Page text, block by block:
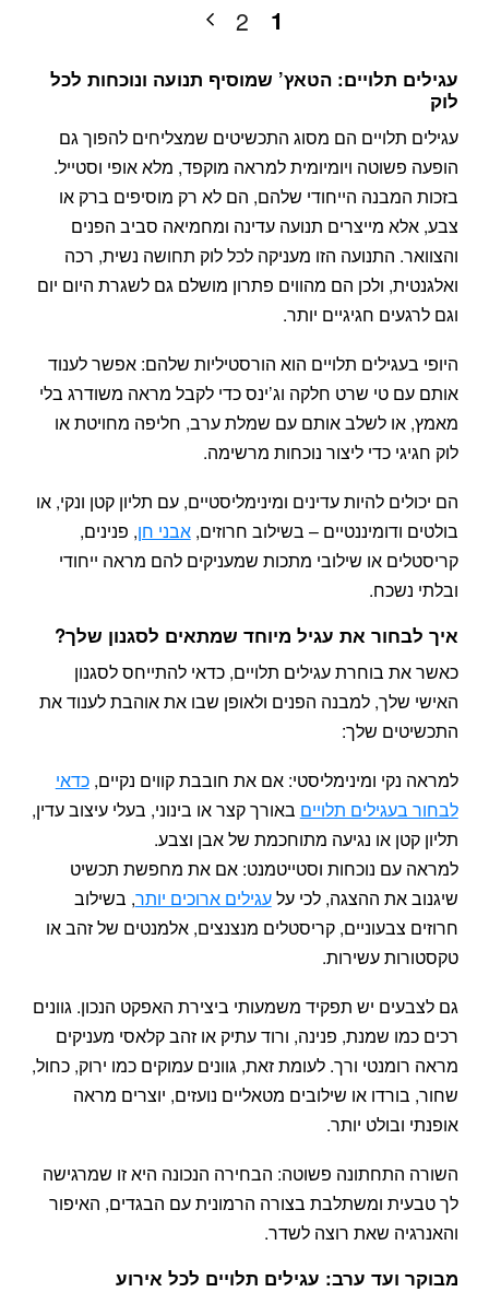
1
2
עגילים תלויים: הטאץ’ שמוסיף תנועה ונוכחות לכל
לוק
עגילים תלויים הם מסוג התכשיטים שמצליחים להפוך גם
הופעה פשוטה ויומיומית למראה מוקפד, מלא אופי וסטייל.
בזכות המבנה הייחודי שלהם, הם לא רק מוסיפים ברק או
צבע, אלא מייצרים תנועה עדינה ומחמיאה סביב הפנים
והצוואר. התנועה הזו מעניקה לכל לוק תחושה נשית, רכה
ואלגנטית, ולכן הם מהווים פתרון מושלם גם לשגרת היום יום
וגם לרגעים חגיגיים יותר.
היופי בעגילים תלויים הוא הורסטיליות שלהם: אפשר לענוד
אותם עם טי שרט חלקה וג’ינס כדי לקבל מראה משודרג בלי
מאמץ, או לשלב אותם עם שמלת ערב, חליפה מחויטת או
לוק חגיגי כדי ליצור נוכחות מרשימה.
הם יכולים להיות עדינים ומינימליסטיים, עם תליון קטן ונקי, או
בולטים ודומיננטיים – בשילוב חרוזים,אבני חן, פנינים,
קריסטלים או שילובי מתכות שמעניקים להם מראה ייחודי
ובלתי נשכח.
איך לבחור את עגיל מיוחד שמתאים לסגנון שלך?
כאשר את בוחרת עגילים תלויים, כדאי להתייחס לסגנון
האישי שלך, למבנה הפנים ולאופן שבו את אוהבת לענוד את
התכשיטים שלך:
למראה נקי ומינימליסטי: אם את חובבת קווים נקיים,כדאי
לבחור בעגילים תלויים באורך קצר או בינוני, בעלי עיצוב עדין,
תליון קטן או נגיעה מתוחכמת של אבן וצבע.
למראה עם נוכחות וסטייטמנט: אם את מחפשת תכשיט
שיגנוב את ההצגה, לכי עלעגילים ארוכים יותר, בשילוב
חרוזים צבעוניים, קריסטלים מנצנצים, אלמנטים של זהב או
טקסטורות עשירות.
גם לצבעים יש תפקיד משמעותי ביצירת האפקט הנכון. גוונים
רכים כמו שמנת, פנינה, ורוד עתיק או זהב קלאסי מעניקים
מראה רומנטי ורך. לעומת זאת, גוונים עמוקים כמו ירוק, כחול,
שחור, בורדו או שילובים מטאליים נועזים, יוצרים מראה
אופנתי ובולט יותר.
השורה התחתונה פשוטה: הבחירה הנכונה היא זו שמרגישה
לך טבעית ומשתלבת בצורה הרמונית עם הבגדים, האיפור
והאנרגיה שאת רוצה לשדר.
מבוקר ועד ערב: עגילים תלויים לכל אירוע